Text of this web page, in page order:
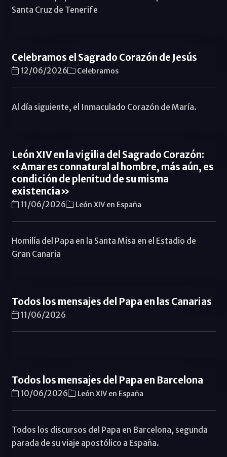
Santa Cruz de Tenerife
Celebramos el Sagrado Corazón de Jesús
12/06/2026 Celebramos
Al día siguiente, el Inmaculado Corazón de María.
León XIV en la vigilia del Sagrado Corazón:
«Amar es connatural al hombre, más aún, es
condición de plenitud de su misma
existencia»
11/06/2026 León XIV en España
Homilía del Papa en la Santa Misa en el Estadio de
Gran Canaria
Todos los mensajes del Papa en las Canarias
11/06/2026
Todos los mensajes del Papa en Barcelona
10/06/2026 León XIV en España
Todos los discursos del Papa en Barcelona, segunda
parada de su viaje apostólico a España.